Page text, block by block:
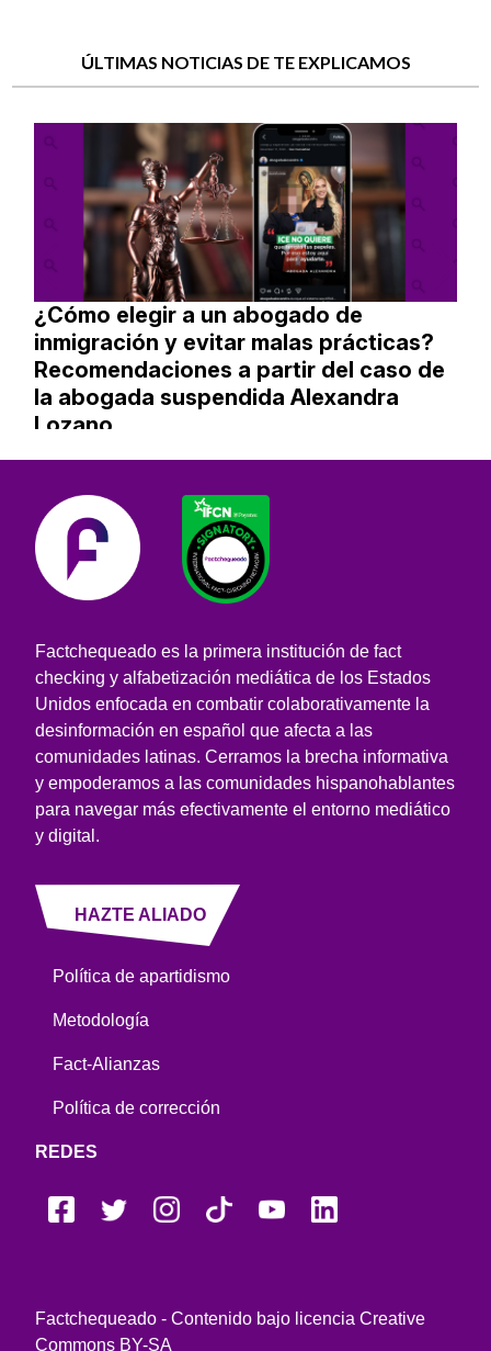
ÚLTIMAS NOTICIAS DE TE EXPLICAMOS
¿Cómo elegir a un abogado de
inmigración y evitar malas prácticas?
Recomendaciones a partir del caso de
la abogada suspendida Alexandra
Lozano
Factchequeado es la primera institución de fact
checking y alfabetización mediática de los Estados
Unidos enfocada en combatir colaborativamente la
desinformación en español que afecta a las
comunidades latinas. Cerramos la brecha informativa
y empoderamos a las comunidades hispanohablantes
para navegar más efectivamente el entorno mediático
y digital.
HAZTE ALIADO
Política de apartidismo
Metodología
Fact-Alianzas
Política de corrección
REDES
Factchequeado - Contenido bajo licencia Creative
Commons BY-SA